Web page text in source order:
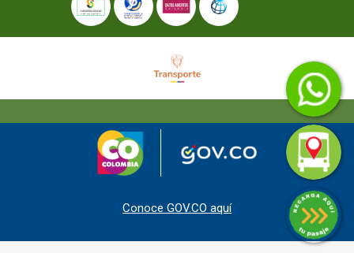
Conoce GOV.CO aquí